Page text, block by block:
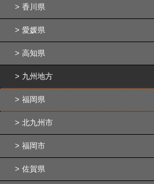
香川県
愛媛県
高知県
九州地方
福岡県
北九州市
福岡市
佐賀県